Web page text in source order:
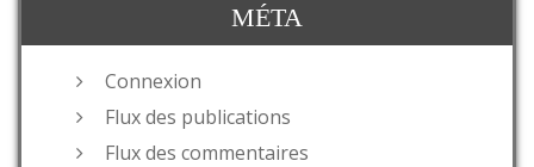
MÉTA
Connexion
Flux des publications
Flux des commentaires